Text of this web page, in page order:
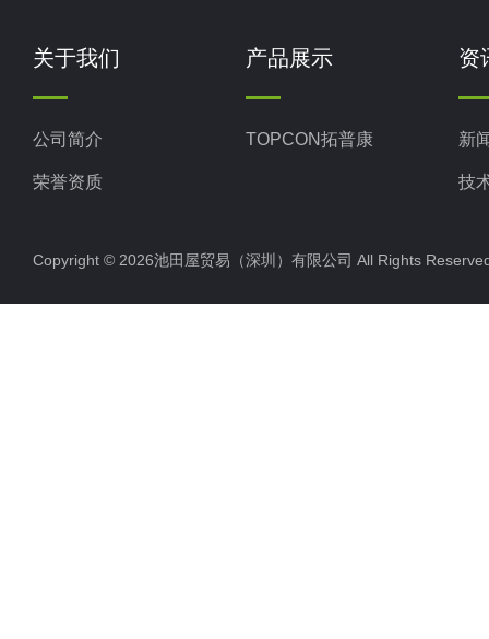
关于我们
公司简介
荣誉资质
产品展示
TOPCON拓普康
资
新
技
Copyright © 2026池田屋贸易（深圳）有限公司 All Rights